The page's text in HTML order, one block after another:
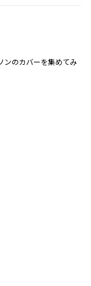
ンのカバーを集めてみ